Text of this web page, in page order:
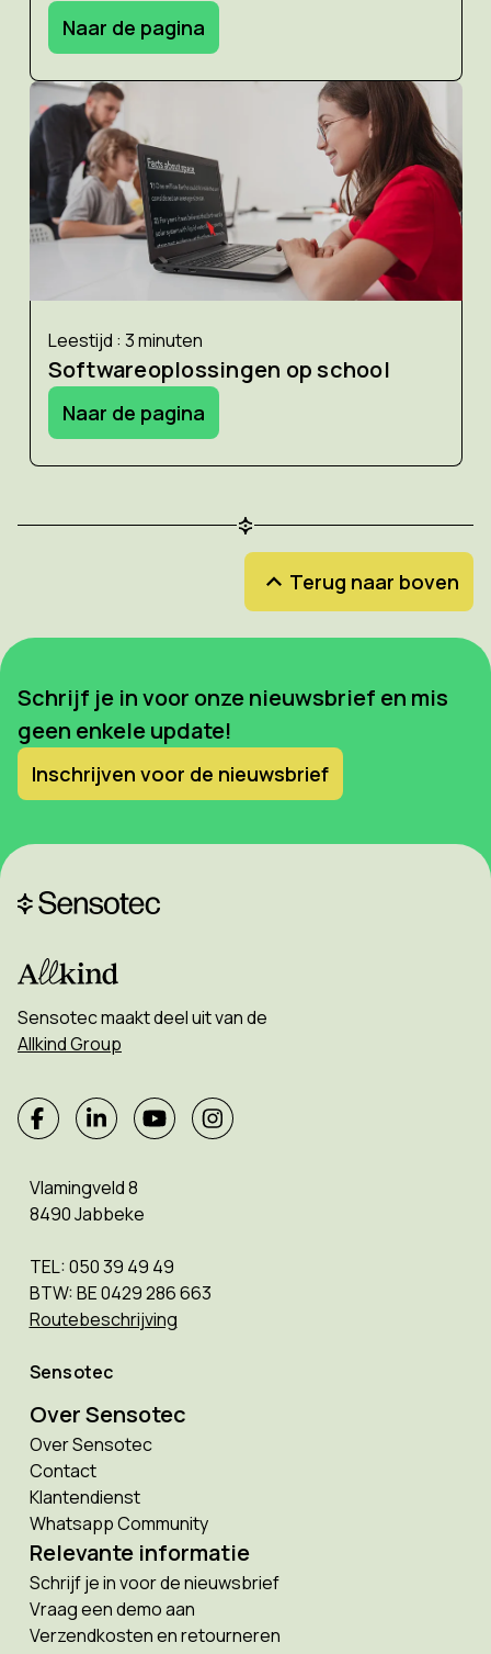
Naar de pagina
Leestijd : 3 minuten
Softwareoplossingen op school
Naar de pagina
Terug naar boven
Schrijf je in voor onze nieuwsbrief en mis
geen enkele update!
Inschrijven voor de nieuwsbrief
Sensotec maakt deel uit van de
Allkind Group
Vlamingveld 8
8490 Jabbeke
TEL: 050 39 49 49
BTW: BE 0429 286 663
Routebeschrijving
Sensotec
Over Sensotec
Over Sensotec
Contact
Klantendienst
Whatsapp Community
Relevante informatie
Schrijf je in voor de nieuwsbrief
Vraag een demo aan
Verzendkosten en retourneren